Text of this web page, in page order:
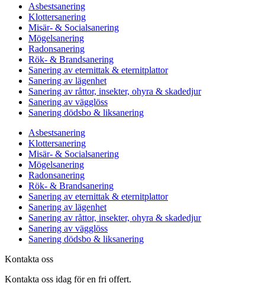
Asbestsanering
Klottersanering
Misär- & Socialsanering
Mögelsanering
Radonsanering
Rök- & Brandsanering
Sanering av eternittak & eternitplattor
Sanering av lägenhet
Sanering av råttor, insekter, ohyra & skadedjur
Sanering av vägglöss
Sanering dödsbo & liksanering
Asbestsanering
Klottersanering
Misär- & Socialsanering
Mögelsanering
Radonsanering
Rök- & Brandsanering
Sanering av eternittak & eternitplattor
Sanering av lägenhet
Sanering av råttor, insekter, ohyra & skadedjur
Sanering av vägglöss
Sanering dödsbo & liksanering
Kontakta oss
Kontakta oss idag för en fri offert.